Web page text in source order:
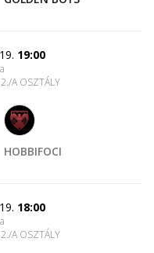
19:00
A OSZTÁLY
HOBBIFOCI
18:00
A OSZTÁLY